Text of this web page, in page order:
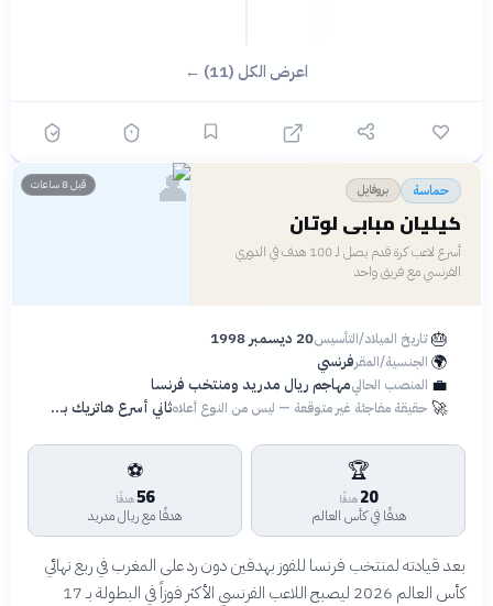
اعرض الكل (11) ←
حماسة بروفايل
كيليان مبابي لوتان
أسرع لاعب كرة قدم يصل لـ 100 هدف في الدوري
الفرنسي مع فريق واحد
قبل 8 ساعات 👤
🎂تاريخ الميلاد/التأسيس20 ديسمبر 1998
🌍 الجنسية/المقرفرنسي
💼 المنصب الحاليمهاجم ريال مدريد ومنتخب فرنسا
🚀 حقيقة مفاجئة غير متوقعة — ليس من النوع أعلاه ثاني أسرع هاتريك بدوري الأبطال بـ 6 دقائق
🏆
20 هدفًا
هدفًا في كأس العالم
⚽
56هدفًا
هدفًا مع ريال مدريد
بعد قيادته لمنتخب فرنسا للفوز بهدفين دون رد على المغرب في ربع نهائي
كأس العالم 2026 ليصبح اللاعب الفرنسي الأكثر فوزاً في البطولة بـ 17